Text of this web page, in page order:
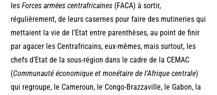
lesForces armées centrafricaines (FACA) à sortir,
régulièrement, de leurs casernes pour faire des mutineries qui
mettaient la vie de l’Etat entre parenthèses, au point de finir
par agacer les Centrafricains, eux-mêmes, mais surtout, les
chefs d’Etat de la sous-région dans le cadre de la CEMAC
(Communauté économique et monétaire de l’Afrique centrale)
qui regroupe, le Cameroun, le Congo-Brazzaville, le Gabon, la